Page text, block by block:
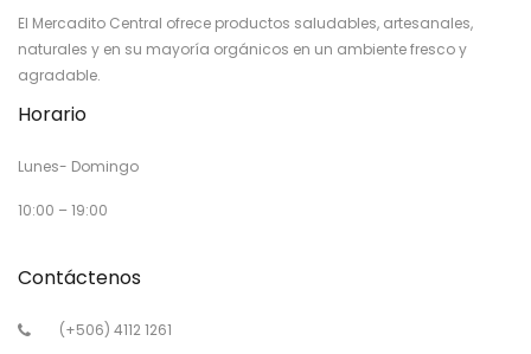
El Mercadito Central ofrece productos saludables, artesanales,
naturales y en su mayoría orgánicos en un ambiente fresco y
agradable.
Horario
Lunes- Domingo
10:00 – 19:00
Contáctenos
(+506) 4112 1261